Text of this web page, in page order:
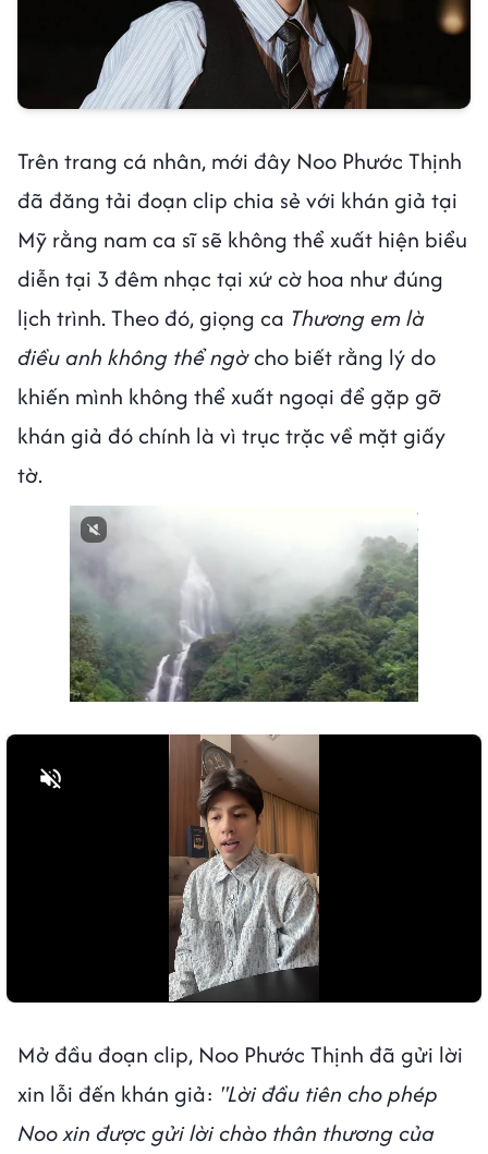
Trên trang cá nhân, mới đây Noo Phước Thịnh
đã đăng tải đoạn clip chia sẻ với khán giả tại
Mỹ rằng nam ca sĩ sẽ không thể xuất hiện biểu
diễn tại 3 đêm nhạc tại xứ cờ hoa như đúng
lịch trình. Theo đó, giọng ca Thương em là
điều anh không thể ngờcho biết rằng lý do
khiến mình không thể xuất ngoại để gặp gỡ
khán giả đó chính là vì trục trặc về mặt giấy
tờ.
Next video in 3 Cancel
Mở đầu đoạn clip, Noo Phước Thịnh đã gửi lời
xin lỗi đến khán giả: "Lời đầu tiên cho phép
Noo xin được gửi lời chào thân thương của